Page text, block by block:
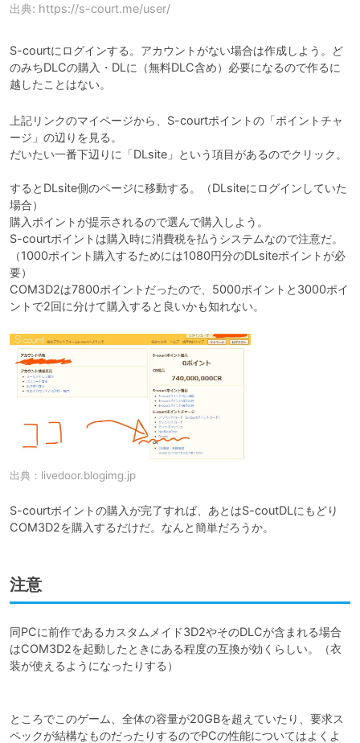
出典: https://s-court.me/user/
S-courtにログインする。アカウントがない場合は作成しよう。ど
のみちDLCの購入・DLに（無料DLC含め）必要になるので作るに
越したことはない。
上記リンクのマイページから、S-courtポイントの「ポイントチャ
ージ」の辺りを見る。
だいたい一番下辺りに「DLsite」という項目があるのでクリック。
するとDLsite側のページに移動する。（DLsiteにログインしていた
場合）
購入ポイントが提示されるので選んで購入しよう。
S-courtポイントは購入時に消費税を払うシステムなので注意だ。
（1000ポイント購入するためには1080円分のDLsiteポイントが必
要）
COM3D2は7800ポイントだったので、5000ポイントと3000ポイ
出典： livedoor.blogimg.jp
S-courtポイントの購入が完了すれば、あとはS-coutDLにもどり
COM3D2を購入するだけだ。なんと簡単だろうか。
注意
同PCに前作であるカスタムメイド3D2やそのDLCが含まれる場合
はCOM3D2を起動したときにある程度の互換が効くらしい。（衣
装が使えるようになったりする）
ところでこのゲーム、全体の容量が20GBを超えていたり、要求ス
ペックが結構なものだったりするのでPCの性能についてはよくよ